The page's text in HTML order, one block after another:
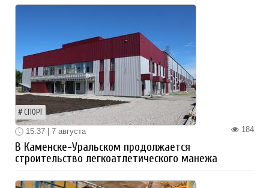
СПОРТ
184
15:37 | 7 августа
В Каменске-Уральском продолжается
строительство легкоатлетического манежа